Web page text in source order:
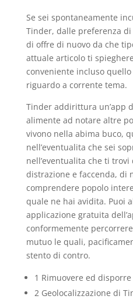
Se sei spontaneamente
Tinder, dalle preferenza
di offre di nuovo da che
attuale articolo ti
conveniente incluso quello
riguardo a corrente tema.
Tinder addirittura un’app
alimente ad notare altre
vivono nella abima buco,
nell’eventualita che sei
nell’eventualita che ti
distrazione e faccenda, di
comprendere popolo
quale ne hai avidita. Puoi
applicazione gratuita
conformemente
mutuo le quali,
stento di contro.
1 Rimuovere ed
2 Geolocalizzazione di